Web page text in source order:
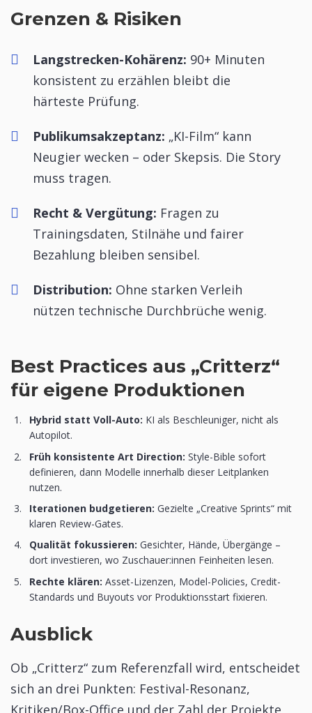
Grenzen & Risiken
Langstrecken-Kohärenz: 90+ Minuten
konsistent zu erzählen bleibt die
härteste Prüfung.
Publikumsakzeptanz: „KI-Film“ kann
Neugier wecken – oder Skepsis. Die Story
muss tragen.
Recht & Vergütung: Fragen zu
Trainingsdaten, Stilnähe und fairer
Bezahlung bleiben sensibel.
Distribution: Ohne starken Verleih
nützen technische Durchbrüche wenig.
Best Practices aus „Critterz“
für eigene Produktionen
Hybrid statt Voll-Auto: KI als Beschleuniger, nicht als
Autopilot.
Früh konsistente Art Direction: Style-Bible sofort
definieren, dann Modelle innerhalb dieser Leitplanken
nutzen.
Iterationen budgetieren: Gezielte „Creative Sprints“ mit
klaren Review-Gates.
Qualität fokussieren: Gesichter, Hände, Übergänge –
dort investieren, wo Zuschauer:innen Feinheiten lesen.
Rechte klären: Asset-Lizenzen, Model-Policies, Credit-
Standards und Buyouts vor Produktionsstart fixieren.
Ausblick
Ob „Critterz“ zum Referenzfall wird, entscheidet
sich an drei Punkten: Festival-Resonanz,
Kritiken/Box-Office und der Zahl der Projekte,